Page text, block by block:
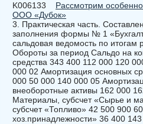
K006133 Рассмотрим
ООО «Дубок»
3. Практическая часть.
заполнения формы № 1
сальдовая ведомость по
Обороты за период Сальдо на
средства 343 400 112 000 120
000 02 Амортизация основных
000 50 000 140 000 05
внеоборотные активы 162 000
Материалы, субсчет «Сырье и
субсчет «Топливо» 42 500 900
хоз.принадлежности» 36 400